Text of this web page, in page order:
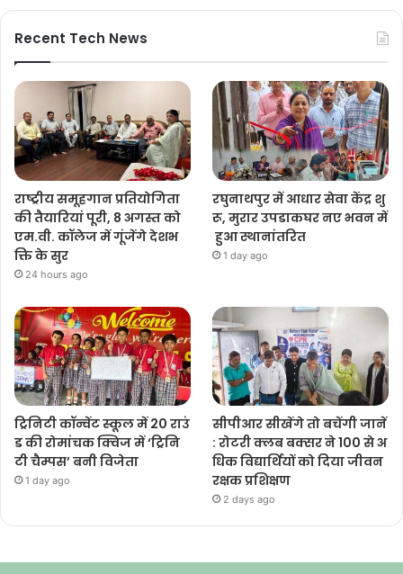
Recent Tech News
राष्ट्रीय समूहगान प्रतियोगिता
की तैयारियां पूरी, 8 अगस्त को
एम.वी. कॉलेज में गूंजेंगे देशभ
क्ति के सुर
24 hours ago
रघुनाथपुर में आधार सेवा केंद्र शु
रू, मुरार उपडाकघर नए भवन में
हुआ स्थानांतरित
1 day ago
ट्रिनिटी कॉन्वेंट स्कूल में 20 राउं
ड की रोमांचक क्विज में ‘ट्रिनि
टी चैम्पस’ बनी विजेता
1 day ago
सीपीआर सीखेंगे तो बचेंगी जानें
: रोटरी क्लब बक्सर ने 100 से अ
धिक विद्यार्थियों को दिया जीवन
रक्षक प्रशिक्षण
2 days ago